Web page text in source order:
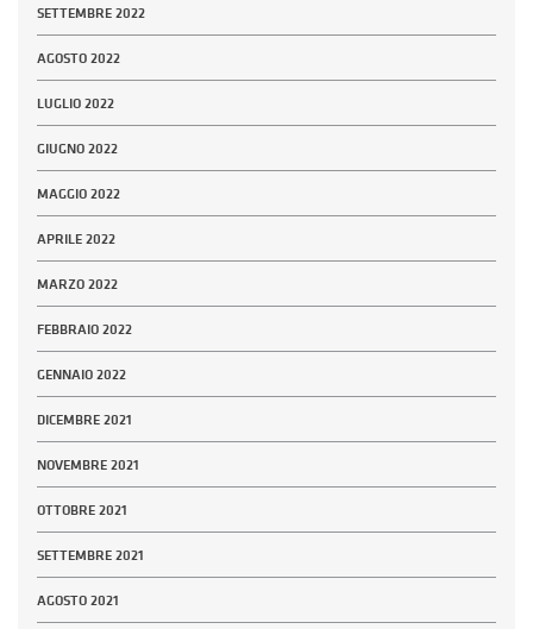
SETTEMBRE 2022
AGOSTO 2022
LUGLIO 2022
GIUGNO 2022
MAGGIO 2022
APRILE 2022
MARZO 2022
FEBBRAIO 2022
GENNAIO 2022
DICEMBRE 2021
NOVEMBRE 2021
OTTOBRE 2021
SETTEMBRE 2021
AGOSTO 2021